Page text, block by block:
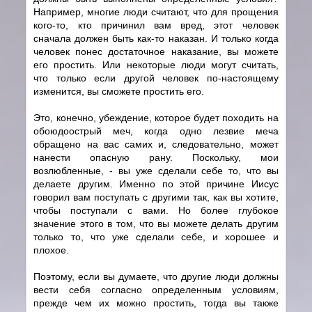
Например, многие люди считают, что для прощения
кого-то, кто причинил вам вред, этот человек
сначала должен быть как-то наказан. И только когда
человек понес достаточное наказание, вы можете
его простить. Или некоторые люди могут считать,
что только если другой человек по-настоящему
изменится, вы сможете простить его.
Это, конечно, убеждение, которое будет походить на
обоюдоострый меч, когда одно лезвие меча
обращено на вас самих и, следовательно, может
нанести опасную рану. Поскольку, мои
возлюбленные, - вы уже сделали себе то, что вы
делаете другим. Именно по этой причине Иисус
говорил вам поступать с другими так, как вы хотите,
чтобы поступали с вами. Но более глубокое
значение этого в том, что вы можете делать другим
только то, что уже сделали себе, и хорошее и
плохое.
Поэтому, если вы думаете, что другие люди должны
вести себя согласно определенным условиям,
прежде чем их можно простить, тогда вы также